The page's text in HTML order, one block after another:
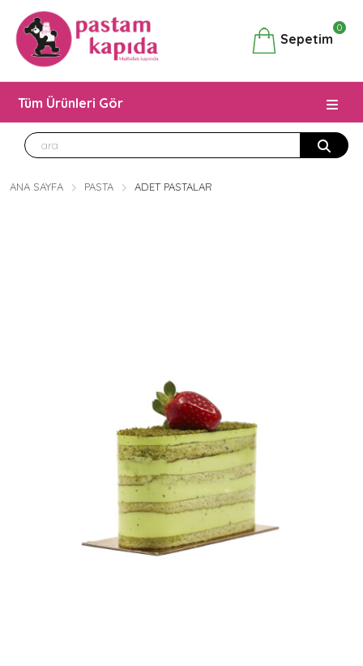
Sepetim
0
Tüm Ürünleri Gör
ANA SAYFA PASTA ADET PASTALAR